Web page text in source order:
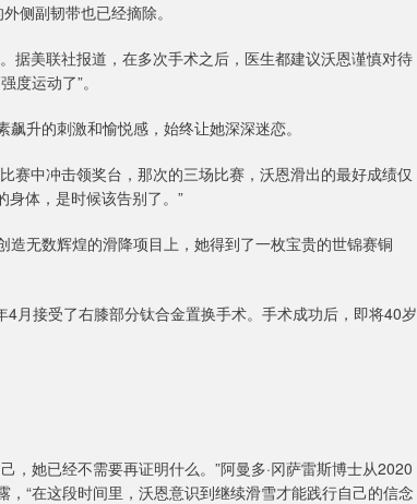
侧副韧带也已经摘除。
据美联社报道，在多次手术之后，医生都建议沃恩谨慎对待
度运动了”。
升的刺激和愉悦感，始终让她深深迷恋。
赛中冲击领奖台，那次的三场比赛，沃恩滑出的最好成绩仅
身体，是时候该告别了。”
无数辉煌的滑降项目上，她得到了一枚宝贵的世锦赛铜
接受了右膝部分钛合金置换手术。手术成功后，即将40岁
，她已经不需要再证明什么。”阿曼多·冈萨雷斯博士从2020
“在这段时间里，沃恩意识到继续滑雪才能践行自己的信念